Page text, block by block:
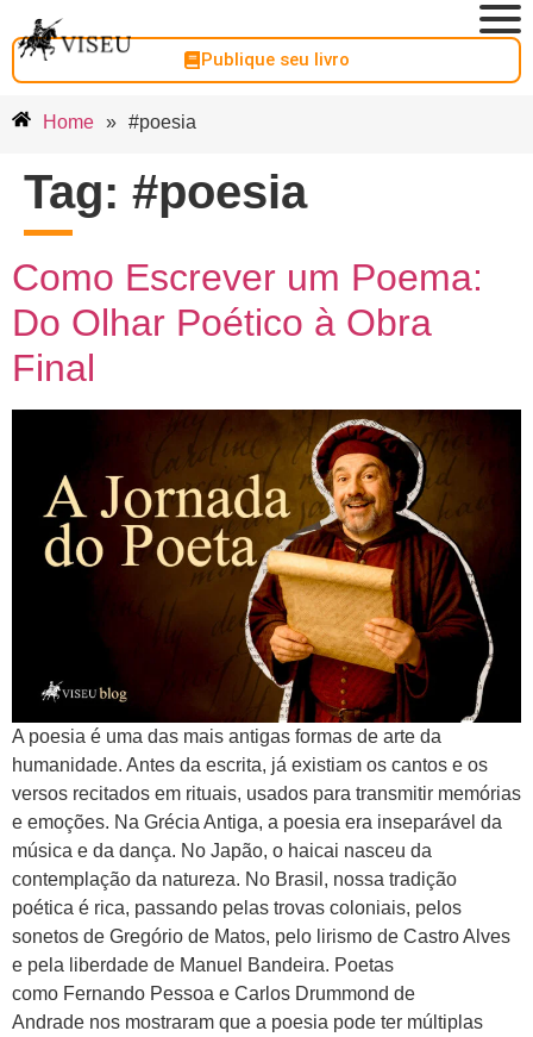
Publique seu livro
Home » #poesia
Tag: #poesia
Como Escrever um Poema:
Do Olhar Poético à Obra
Final
A poesia é uma das mais antigas formas de arte da
humanidade. Antes da escrita, já existiam os cantos e os
versos recitados em rituais, usados para transmitir memórias
e emoções. Na Grécia Antiga, a poesia era inseparável da
música e da dança. No Japão, o haicai nasceu da
contemplação da natureza. No Brasil, nossa tradição
poética é rica, passando pelas trovas coloniais, pelos
sonetos de Gregório de Matos, pelo lirismo de Castro Alves
e pela liberdade de Manuel Bandeira. Poetas
como Fernando Pessoa e Carlos Drummond de
Andrade nos mostraram que a poesia pode ter múltiplas